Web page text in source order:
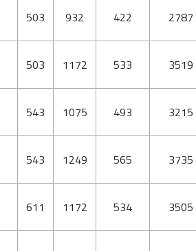
503 932 422 2787
503 1172 533 3519
543 1075 493 3215
543 1249 565 3735
611 1172 534 3505